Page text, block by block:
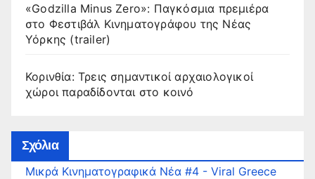
«Godzilla Minus Zero»: Παγκόσμια πρεμιέρα
στο Φεστιβάλ Κινηματογράφου της Νέας
Υόρκης (trailer)
Κορινθία: Τρεις σημαντικοί αρχαιολογικοί
χώροι παραδίδονται στο κοινό
Σχόλια
Μικρά Κινηματογραφικά Νέα #4 - Viral Greece